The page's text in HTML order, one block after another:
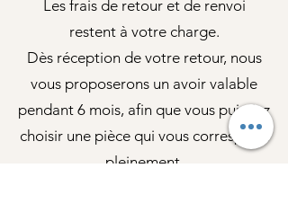
Les frais de retour et de renvoi
restent à votre charge.
Dès réception de votre retour, nous
vous proposerons un avoir valable
pendant 6 mois, afin que vous puissiez
choisir une pièce qui vous correspond
pleinement.